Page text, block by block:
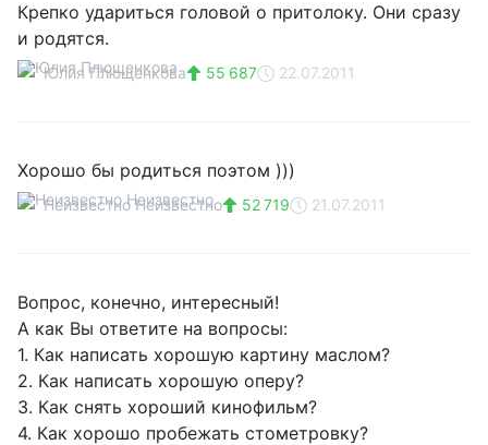
Крепко удариться головой о притолоку. Они сразу
и родятся.
Юлия Плющенкова 55 687 22.07.2011
Хорошо бы родиться поэтом )))
Неизвестно Неизвестно 52 719 21.07.2011
Вопрос, конечно, интересный!
А как Вы ответите на вопросы:
1. Как написать хорошую картину маслом?
2. Как написать хорошую оперу?
3. Как снять хороший кинофильм?
4. Как хорошо пробежать стометровку?